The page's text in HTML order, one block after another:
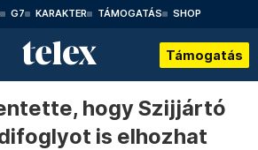
G7 KARAKTER TÁMOGATÁS SHOP
Támogatás
hogy Szijjártó
is elhozhat